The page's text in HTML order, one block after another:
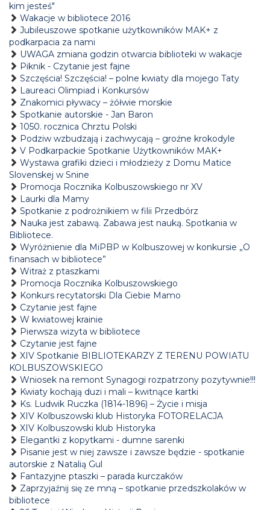
kim jesteś"
Wakacje w bibliotece 2016
Jubileuszowe spotkanie użytkowników MAK+ z
podkarpacia za nami
UWAGA zmiana godzin otwarcia biblioteki w wakacje
Piknik - Czytanie jest fajne
Szczęścia! Szczęścia! – polne kwiaty dla mojego Taty
Laureaci Olimpiad i Konkursów
Znakomici pływacy – żółwie morskie
Spotkanie autorskie - Jan Baron
1050. rocznica Chrztu Polski
Podziw wzbudzają i zachwycają – groźne krokodyle
V Podkarpackie Spotkanie Użytkowników MAK+
Wystawa grafiki dzieci i młodzieży z Domu Matice
Slovenskej w Snine
Promocja Rocznika Kolbuszowskiego nr XV
Laurki dla Mamy
Spotkanie z podrożnikiem w filii Przedbórz
Nauka jest zabawą. Zabawa jest nauką. Spotkania w
Bibliotece.
Wyróżnienie dla MiPBP w Kolbuszowej w konkursie „O
finansach w bibliotece”
Witraż z ptaszkami
Promocja Rocznika Kolbuszowskiego
Konkurs recytatorski Dla Ciebie Mamo
Czytanie jest fajne
W kwiatowej krainie
Pierwsza wizyta w bibliotece
Czytanie jest fajne
XIV Spotkanie BIBLIOTEKARZY Z TERENU POWIATU
KOLBUSZOWSKIEGO
Wniosek na remont Synagogi rozpatrzony pozytywnie!!!
Kwiaty kochają duzi i mali – kwitnące kartki
Ks. Ludwik Ruczka (1814-1896) – Życie i misja
XIV Kolbuszowski klub Historyka FOTORELACJA
XIV Kolbuszowski klub Historyka
Elegantki z kopytkami - dumne sarenki
Pisanie jest w niej zawsze i zawsze będzie - spotkanie
autorskie z Natalią Gul
Fantazyjne ptaszki – parada kurczaków
Zaprzyjaźnij się ze mną – spotkanie przedszkolaków w
bibliotece